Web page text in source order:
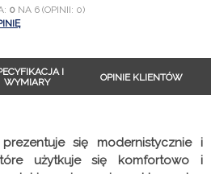
0 NA 6 (OPINII: 0)
I
WYMIARY
OPINIE KLIENTÓW
się modernistycznie i
użytkuje się komfortowo i